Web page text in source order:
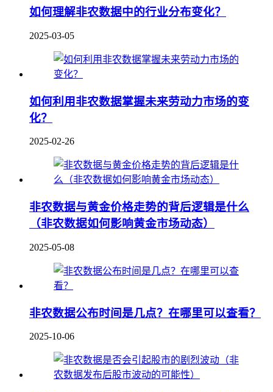
如何理解非农数据中的行业分布变化？
2025-03-05
如何利用非农数据掌握未来劳动力市场的变
化？
2025-02-26
非农数据与黄金价格走势的背后逻辑是什么
（非农数据如何影响黄金市场动态）
2025-05-08
非农数据公布时间是几点？在哪里可以查看？
2025-10-06